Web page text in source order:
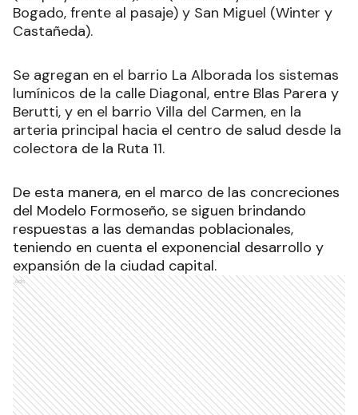
Bogado, frente al pasaje) y San Miguel (Winter y
Castañeda).
Se agregan en el barrio La Alborada los sistemas
lumínicos de la calle Diagonal, entre Blas Parera y
Berutti, y en el barrio Villa del Carmen, en la
arteria principal hacia el centro de salud desde la
colectora de la Ruta 11.
De esta manera, en el marco de las concreciones
del Modelo Formoseño, se siguen brindando
respuestas a las demandas poblacionales,
teniendo en cuenta el exponencial desarrollo y
expansión de la ciudad capital.
Ads